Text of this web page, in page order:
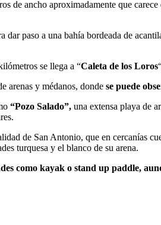
de ancho aproximadamente que
dar paso a una bahía bordeada de
se llega a “Caleta de los Loros
arenas y médanos, donde se puede
“Pozo Salado”, una extensa playa de
de San Antonio, que en cercanías
turquesa y el blanco de su arena.
como kayak o stand up paddle,